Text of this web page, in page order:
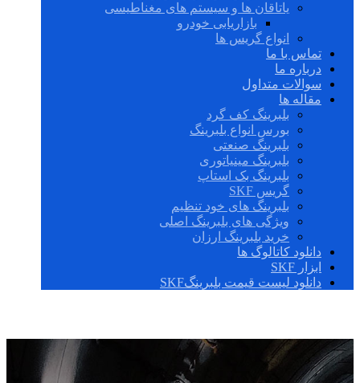
یاتاقان ها و سیستم های مغناطیسی
بازاریابی خودرو
انواع گریس ها
تماس با ما
درباره ما
سوالات متداول
مقاله ها
بلبرینگ کف گرد
بورس انواع بلبرینگ
بلبرینگ صنعتی
بلبرینگ مینیاتوری
بلبرینگ بک استاپ
گریس SKF
بلبرینگ های خود تنظیم
ویژگی های بلبرینگ اصلی
خرید بلبرینگ ارزان
دانلود کاتالوگ ها
ابزار SKF
دانلود لیست قیمت بلبرینگSKF